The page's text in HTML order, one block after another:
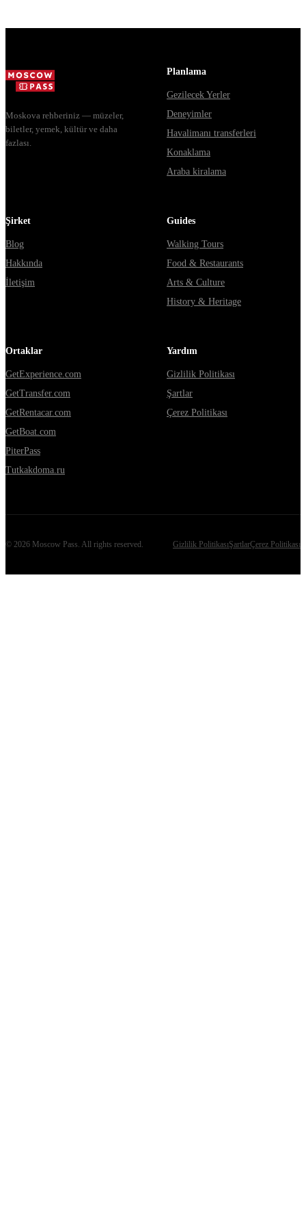
Москвы через
расходятся в
Moskova rehberiniz — müzeler,
biletler, yemek, kültür ve daha
fazlası.
Planlama
Gezilecek Yerler
Deneyimler
Havalimanı transferleri
Konaklama
Araba kiralama
Şirket
Blog
Hakkında
İletişim
Guides
Walking Tours
Food & Restaurants
Arts & Culture
History & Heritage
Ortaklar
GetExperience.com
GetTransfer.com
GetRentacar.com
GetBoat.com
PiterPass
Tutkakdoma.ru
Yardım
Gizlilik Politikası
Şartlar
Çerez Politikası
© 2026 Moscow Pass . All rights reserved. Gizlilik PolitikasıŞartlarÇerez Politikası